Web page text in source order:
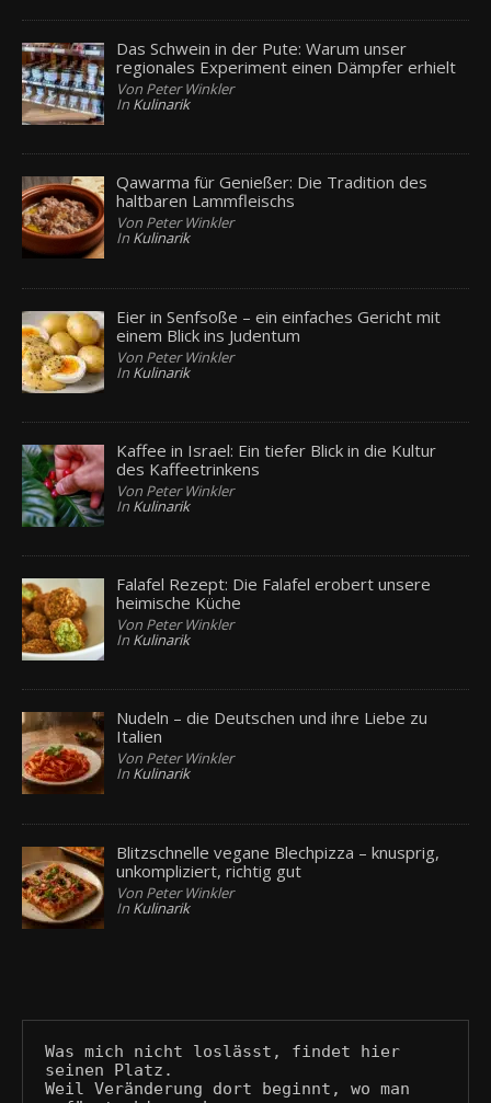
Das Schwein in der Pute: Warum unser
regionales Experiment einen Dämpfer erhielt
Von Peter Winkler
In Kulinarik
Qawarma für Genießer: Die Tradition des
haltbaren Lammfleischs
Von Peter Winkler
In Kulinarik
Eier in Senfsoße – ein einfaches Gericht mit
einem Blick ins Judentum
Von Peter Winkler
In Kulinarik
Kaffee in Israel: Ein tiefer Blick in die Kultur
des Kaffeetrinkens
Von Peter Winkler
In Kulinarik
Falafel Rezept: Die Falafel erobert unsere
heimische Küche
Von Peter Winkler
In Kulinarik
Nudeln – die Deutschen und ihre Liebe zu
Italien
Von Peter Winkler
In Kulinarik
Blitzschnelle vegane Blechpizza – knusprig,
unkompliziert, richtig gut
Von Peter Winkler
In Kulinarik
Was mich nicht loslässt, findet hier
seinen Platz.
Weil Veränderung dort beginnt, wo man